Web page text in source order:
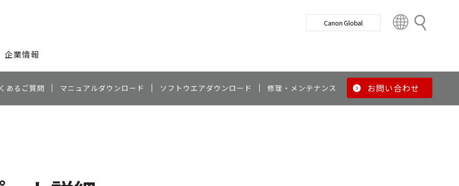
検
企業情報
Canon Global
t
y
あるご質問 マニュアルダウンロード ソフトウエアダウンロード 修理・メンテナンス お問い合わせ